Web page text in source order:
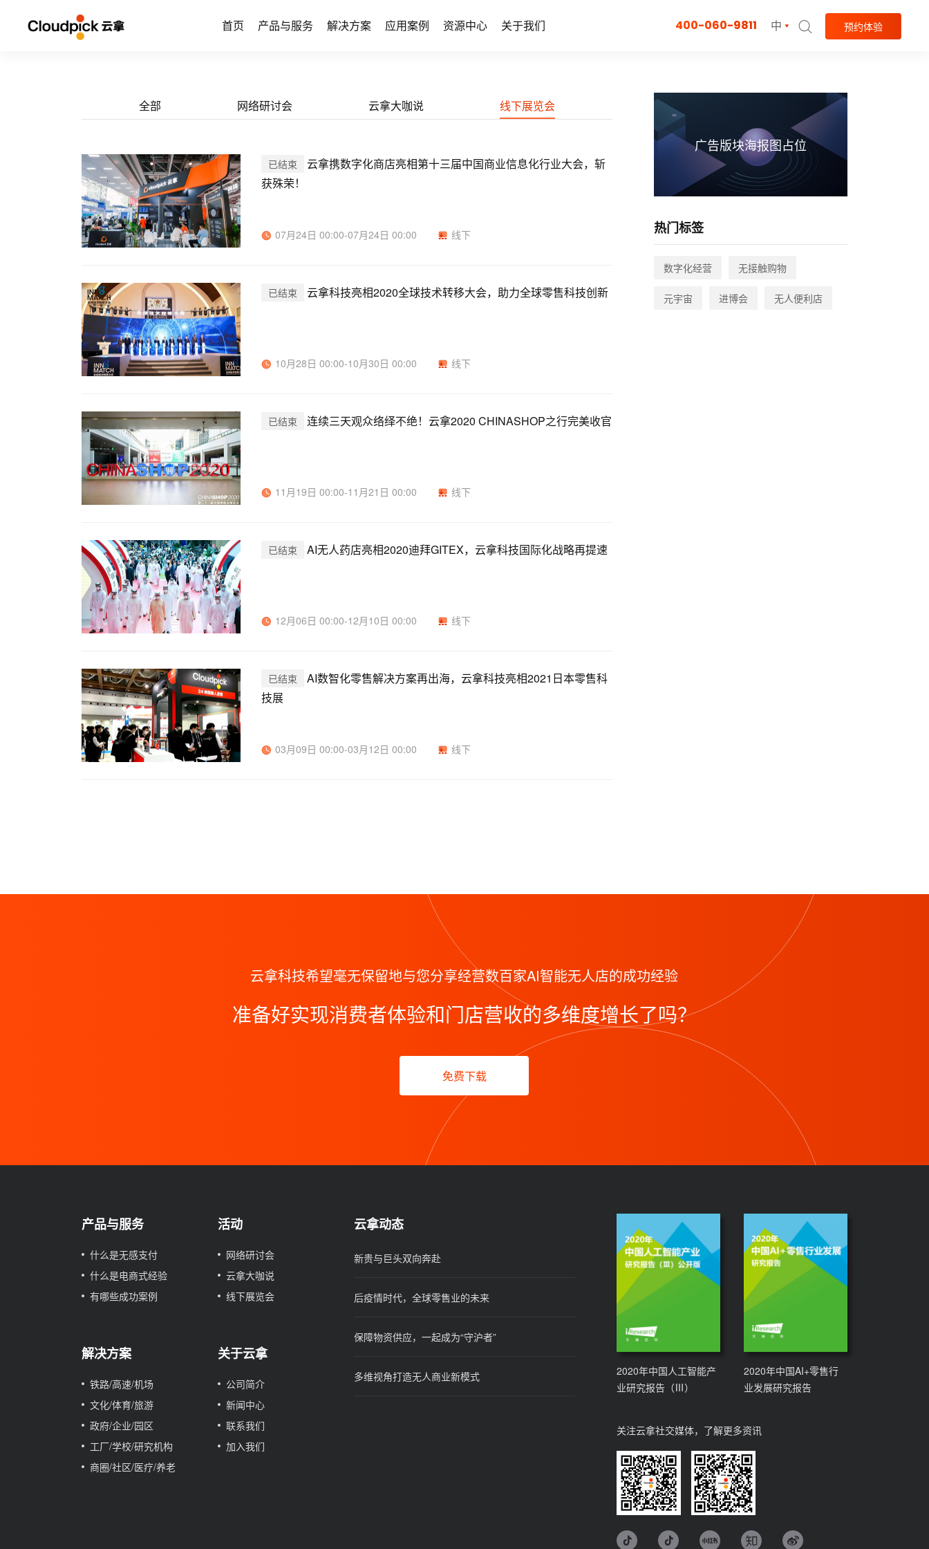
首页 产品与服务 解决方案 应用案例 资源中心 关于我们 400-060-9811 中 预约体验
全部 网络研讨会 云拿大咖说 线下展览会
已结束
云拿携数字化商店亮相第十三届中国商业信息化行业大会，斩
获殊荣！
07月24日 00:00-07月24日 00:00 线下
已结束 云拿科技亮相2020全球技术转移大会，助力全球零售科技创新
10月28日 00:00-10月30日 00:00 线下
已结束 连续三天观众络绎不绝！云拿2020 CHINASHOP之行完美收官
11月19日 00:00-11月21日 00:00 线下
已结束 AI无人药店亮相2020迪拜GITEX，云拿科技国际化战略再提速
12月06日 00:00-12月10日 00:00 线下
已结束
AI数智化零售解决方案再出海，云拿科技亮相2021日本零售科
技展
03月09日 00:00-03月12日 00:00 线下
广告版块海报图占位
热门标签
数字化经营 无接触购物
元宇宙 进博会 无人便利店
云拿科技希望毫无保留地与您分享经营数百家AI智能无人店的成功经验
准备好实现消费者体验和门店营收的多维度增长了吗？
免费下载
产品与服务
什么是无感支付
什么是电商式经验
有哪些成功案例
活动
网络研讨会
云拿大咖说
线下展览会
解决方案
铁路/高速/机场
文化/体育/旅游
政府/企业/园区
工厂/学校/研究机构
商圈/社区/医疗/养老
关于云拿
公司简介
新闻中心
联系我们
加入我们
云拿动态
新贵与巨头双向奔赴
后疫情时代，全球零售业的未来
保障物资供应，一起成为“守沪者”
多维视角打造无人商业新模式
2020年中国人工智能产
业研究报告（Ⅲ）
2020年中国AI+零售行
业发展研究报告
关注云拿社交媒体，了解更多资讯